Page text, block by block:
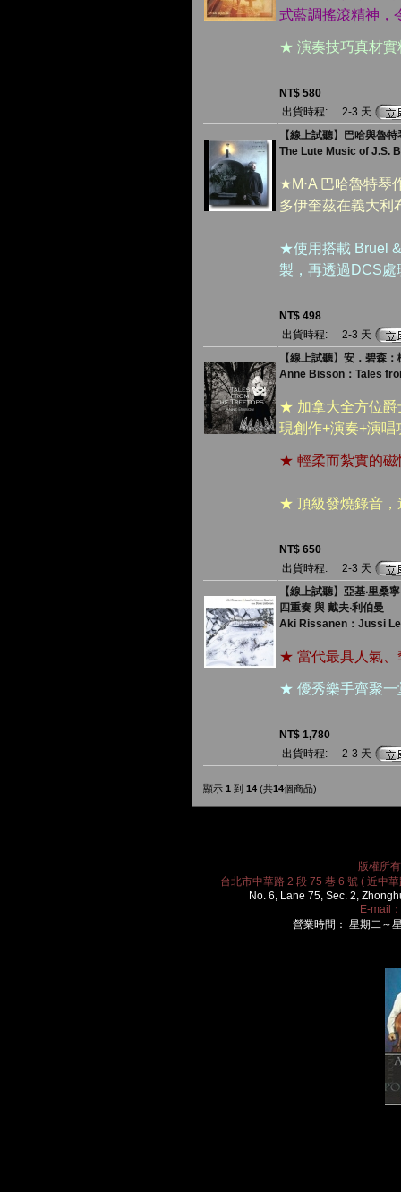
式藍調搖滾精神，
★ 演奏技巧真材實
NT$ 580
出貨時程:
2-3 天
【線上試聽】巴哈與魯
The Lute Music of J.S.
★M‧A 巴哈魯特琴
多伊奎茲在義大利
★使用搭載 Bruel
製，再透過DCS
NT$ 498
出貨時程:
2-3 天
【線上試聽】安．碧森
Anne Bisson：Tales
★ 加拿大全方位爵
現創作+演奏+演
★ 輕柔而紮實的磁
★ 頂級發燒錄音，
NT$ 650
出貨時程:
2-3 天
【線上試聽】亞基‧里桑
四重奏 與 戴夫‧利伯曼
Aki Rissanen：Jussi
★ 當代最具人氣、
★ 優秀樂手齊聚一
NT$ 1,780
出貨時程:
2-3 天
顯示 1 到 14 (共14個商品)
版權所
台北市中華路 2 段 75 巷 6 號 ( 近中
No. 6, Lane 75, Sec. 2,
E-mail：
營業時間： 星期二～